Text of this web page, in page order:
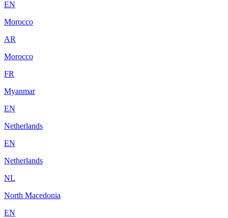
EN
Morocco
AR
Morocco
FR
Myanmar
EN
Netherlands
EN
Netherlands
NL
North Macedonia
EN